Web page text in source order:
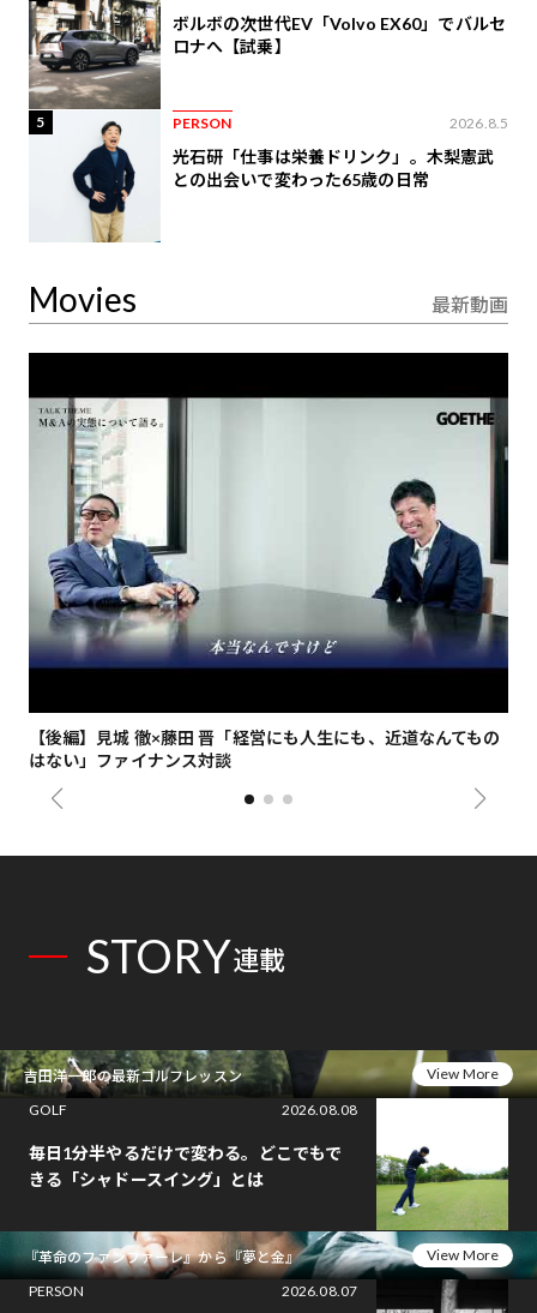
ボルボの次世代EV「Volvo EX60」でバルセ
ロナへ【試乗】
5 PERSON 2026.8.5
光石研「仕事は栄養ドリンク」。木梨憲武
との出会いで変わった65歳の日常
Movies 最新動画
【後編】見城 徹×藤田 晋「経営にも人生にも、近道なんてもの
はない」ファイナンス対談
STORY連載
吉田洋一郎の最新ゴルフレッスン
View More
GOLF
2026.08.08
毎日1分半やるだけで変わる。どこでもで
きる「シャドースイング」とは
『革命のファンファーレ』から『夢と金』
View More
PERSON
2026.08.07